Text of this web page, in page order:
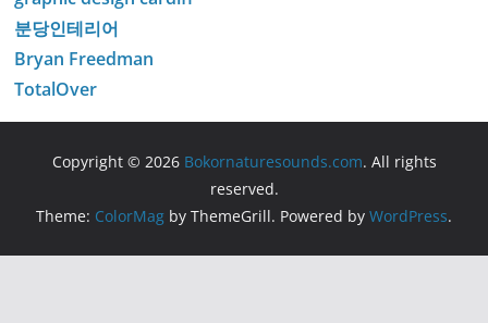
분당인테리어
Bryan Freedman
TotalOver
Copyright © 2026 Bokornaturesounds.com. All rights
reserved.
Theme: ColorMag by ThemeGrill. Powered by WordPress.